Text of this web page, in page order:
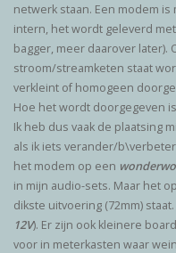
netwerk staan. Een modem
intern, het wordt geleverd
bagger, meer daarover later).
stroom/streamketen staat
verkleint of homogeen
Hoe het wordt doorgegeven
Ik heb dus vaak de plaatsing
als ik iets verander/
het modem op een
in mijn audio-sets. Maar het
dikste uitvoering (72mm)
12V). Er zijn ook kleinere
voor in meterkasten waar